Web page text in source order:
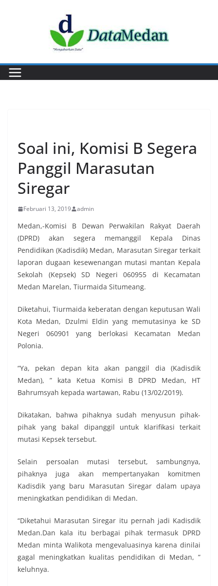
Soal ini, Komisi B Segera
Panggil Marasutan
Siregar
Februari 13, 2019 admin
Medan,-Komisi B Dewan Perwakilan Rakyat Daerah
(DPRD) akan segera memanggil Kepala Dinas
Pendidikan (Kadisdik) Medan, Marasutan Siregar terkait
laporan dugaan kesewenangan mutasi mantan Kepala
Sekolah (Kepsek) SD Negeri 060955 di Kecamatan
Medan Marelan, Tiurmaida Situmeang.
Diketahui, Tiurmaida keberatan dengan keputusan Wali
Kota Medan, Dzulmi Eldin yang memutasinya ke SD
Negeri 060901 yang berlokasi Kecamatan Medan
Polonia.
“Ya, pekan depan kita akan panggil dia (Kadisdik
Medan), ” kata Ketua Komisi B DPRD Medan, HT
Bahrumsyah kepada wartawan, Rabu (13/02/2019).
Dikatakan, bahwa pihaknya sudah menyusun pihak-
pihak yang bakal dipanggil untuk klarifikasi terkait
mutasi Kepsek tersebut.
Selain persoalan mutasi tersebut, sambungnya,
pihaknya juga akan mempertanyakan komitmen
Kadisdik yang baru Marasutan Siregar dalam upaya
meningkatkan pendidikan di Medan.
“Diketahui Marasutan Siregar itu pernah jadi Kadisdik
Medan.Dan kala itu berbagai pihak termasuk DPRD
Medan minta Walikota mengevaluasinya karena dinilai
gagal meningkatkan kualitas pendidikan di Medan, ”
keluhnya.